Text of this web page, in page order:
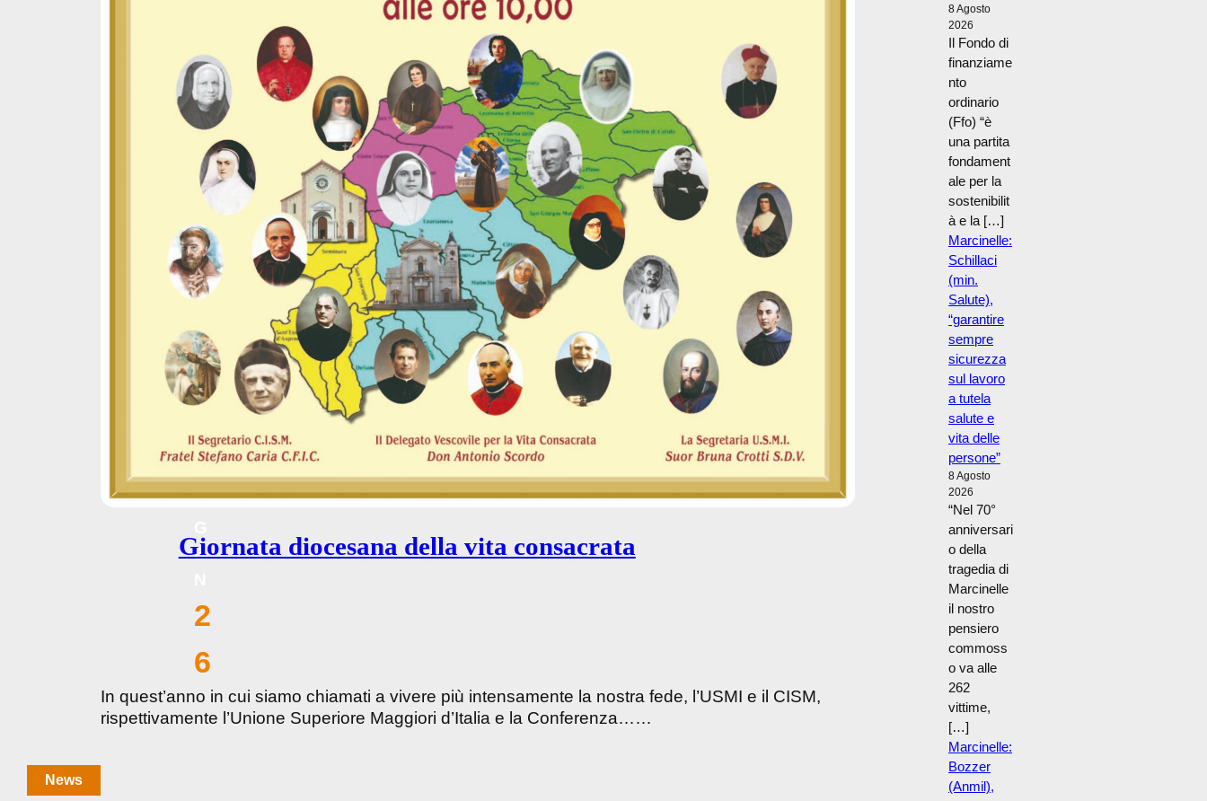
E
2
6
Giornata diocesana della vita consacrata
In quest’anno in cui siamo chiamati a vivere più intensamente la nostra fede, l’USMI e il CISM,
rispettivamente l’Unione Superiore Maggiori d’Italia e la Conferenza……
News
8 Agosto
2026
Il Fondo di
finanziame
nto
ordinario
(Ffo) “è
una partita
fondament
ale per la
sostenibilit
à e la […]
Marcinelle:
Schillaci
(min.
Salute),
“garantire
sempre
sicurezza
sul lavoro
a tutela
salute e
vita delle
persone”
8 Agosto
2026
“Nel 70°
anniversari
o della
tragedia di
Marcinelle
il nostro
pensiero
commoss
o va alle
262
vittime,
[…]
Marcinelle:
Bozzer
(Anmil),